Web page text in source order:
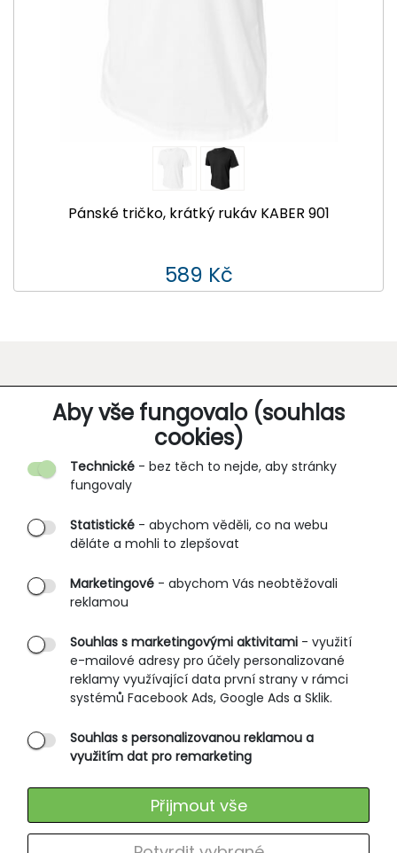
Aby vše fungovalo (souhlas
cookies)
Technické - bez těch to nejde, aby stránky
fungovaly
Statistické - abychom věděli, co na webu
děláte a mohli to zlepšovat
Marketingové - abychom Vás neobtěžovali
reklamou
Souhlas s marketingovými aktivitami - využití
e-mailové adresy pro účely personalizované
reklamy využívající data první strany v rámci
systémů Facebook Ads, Google Ads a Sklik.
Souhlas s personalizovanou reklamou a
využitím dat pro remarketing
Přijmout vše
Pánské tričko, krátký rukáv KABER 901
589 Kč
O SPOLEČNOSTI
O nás
Partnerské prodejny
B2B vstup
PRŮVODCE NAKUPOVÁNÍM
Obchodní podmínky
Rozměrové tabulky
Způsoby doručení
Ochrana osobních údajů
SLUŽBY ZÁKAZNÍKŮM
Výměna zboží